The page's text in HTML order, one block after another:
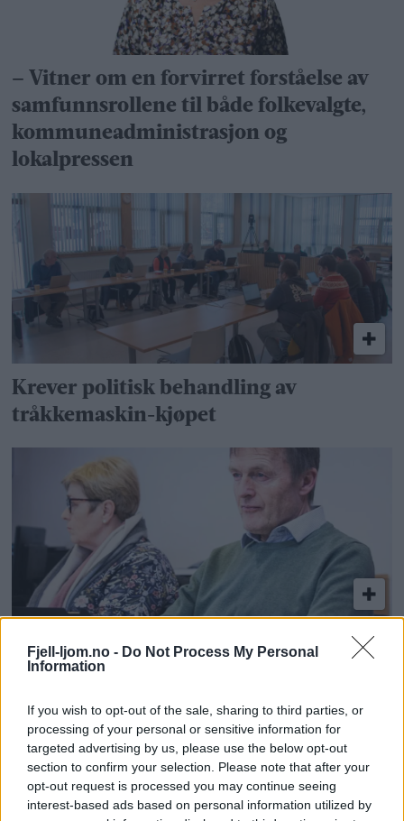
Fjell-ljom.no - Do Not Process My Personal
Information
If you wish to opt-out of the sale, sharing to third parties, or
processing of your personal or sensitive information for
targeted advertising by us, please use the below opt-out
section to confirm your selection. Please note that after your
opt-out request is processed you may continue seeing
interest-based ads based on personal information utilized by
– Vitner om en forvirret forståelse av
samfunns­rollene til både folkevalgte,
kommune­administrasjon og
lokalpressen
Krever politisk behandling av
tråkkemaskin-kjøpet
– Avgjørelser må tas på skikkelig
grunnlag